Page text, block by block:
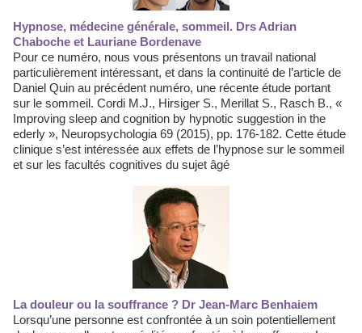
Hypnose, médecine générale, sommeil. Drs Adrian
Chaboche et Lauriane Bordenave
Pour ce numéro, nous vous présentons un travail national
particulièrement intéressant, et dans la continuité de l’article de
Daniel Quin au précédent numéro, une récente étude portant
sur le sommeil. Cordi M.J., Hirsiger S., Merillat S., Rasch B., «
Improving sleep and cognition by hypnotic suggestion in the
ederly », Neuropsychologia 69 (2015), pp. 176-182. Cette étude
clinique s’est intéressée aux effets de l’hypnose sur le sommeil
et sur les facultés cognitives du sujet âgé
La douleur ou la souffrance ? Dr Jean-Marc Benhaiem
Lorsqu’une personne est confrontée à un soin potentiellement